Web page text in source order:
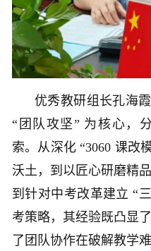
优秀教研组长孔海
“团队攻坚” 为核心，
索。从深化 “3060 课改
沃土，到以匠心研磨精
到针对中考改革建立 “
考策略，其经验既凸显
了团队协作在破解教学